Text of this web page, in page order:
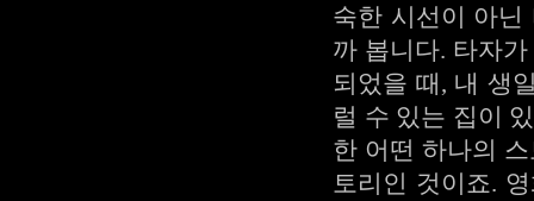
숙한 시선이 아닌
까 봅니다. 타자
되었을 때, 내 생
럴 수 있는 집이
한 어떤 하나의
토리인 것이죠.